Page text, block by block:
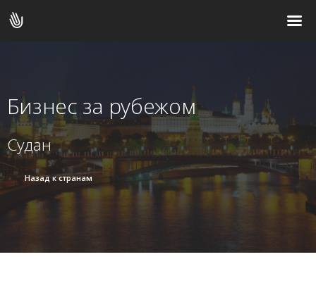
Бизнес за рубежом
Судан
Назад к странам